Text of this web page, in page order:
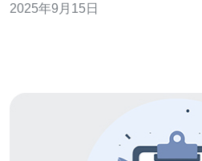
管、独立服务器托管和虚拟私有
2025年9月15日